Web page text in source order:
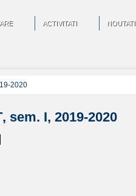
ACTIVITATI NOUTATI
2020
sem. I, 2019-2020